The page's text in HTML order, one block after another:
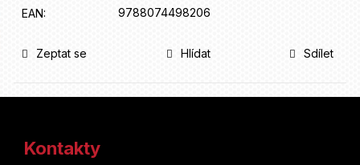
EAN: 9788074498206
Zeptat se Hlídat Sdílet
Kontakty